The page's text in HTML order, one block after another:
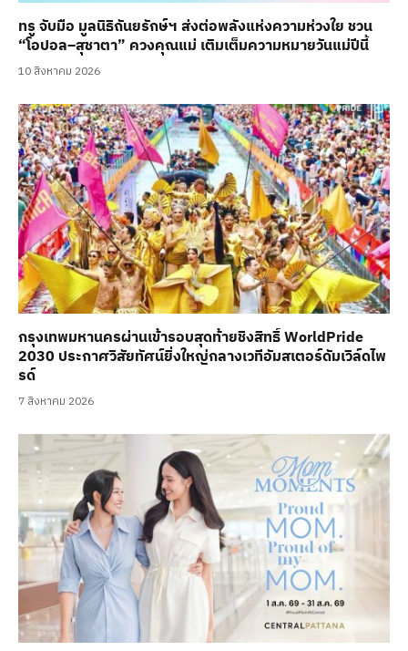
ทรู จับมือ มูลนิธิถันยรักษ์ฯ ส่งต่อพลังแห่งความห่วงใย ชวน
“โอปอล–สุชาตา” ควงคุณแม่ เติมเต็มความหมายวันแม่ปีนี้
10 สิงหาคม 2026
กรุงเทพมหานครผ่านเข้ารอบสุดท้ายชิงสิทธิ์ WorldPride
2030 ประกาศวิสัยทัศน์ยิ่งใหญ่กลางเวทีอัมสเตอร์ดัมเวิล์ดไพ
รด์
7 สิงหาคม 2026